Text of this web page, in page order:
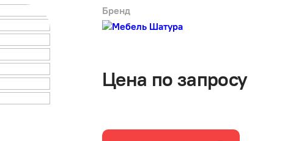
Бренд
Цена по запросу